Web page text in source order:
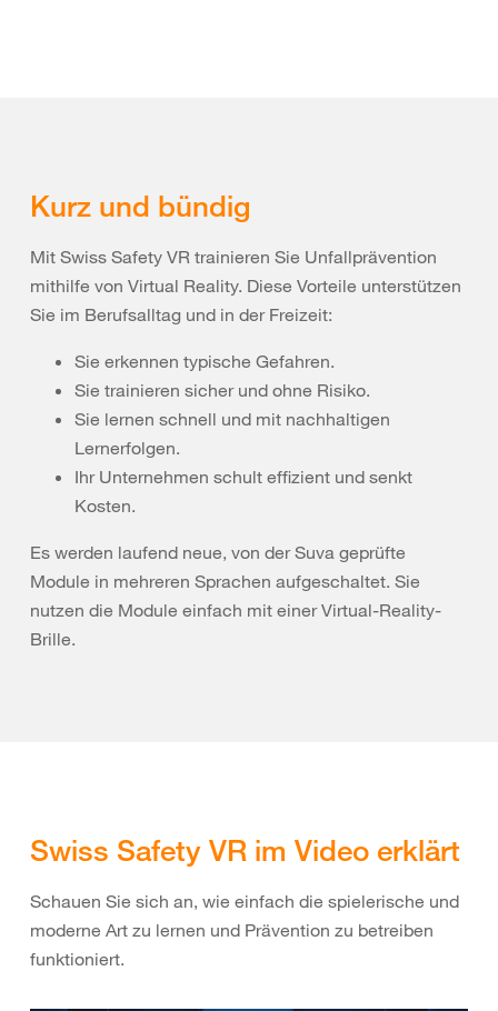
Kurz und bündig
Mit Swiss Safety VR trainieren Sie Unfallprävention
mithilfe von Virtual Reality. Diese Vorteile unterstützen
Sie im Berufsalltag und in der Freizeit:
Sie erkennen typische Gefahren.
Sie trainieren sicher und ohne Risiko.
Sie lernen schnell und mit nachhaltigen
Lernerfolgen.
Ihr Unternehmen schult effizient und senkt
Kosten.
Es werden laufend neue, von der Suva geprüfte
Module in mehreren Sprachen aufgeschaltet. Sie
nutzen die Module einfach mit einer Virtual-Reality-
Brille.
Swiss Safety VR im Video erklärt
Schauen Sie sich an, wie einfach die spielerische und
moderne Art zu lernen und Prävention zu betreiben
funktioniert.